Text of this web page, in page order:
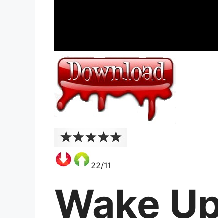
22/11
Wake